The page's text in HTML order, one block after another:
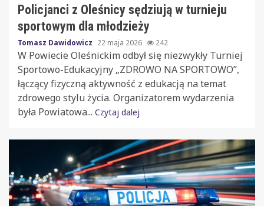
Policjanci z Oleśnicy sędziują w turnieju
sportowym dla młodzieży
Tomasz Dawidowicz 22 maja 2026 242
W Powiecie Oleśnickim odbył się niezwykły Turniej
Sportowo-Edukacyjny „ZDROWO NA SPORTOWO”,
łączący fizyczną aktywność z edukacją na temat
zdrowego stylu życia. Organizatorem wydarzenia
była Powiatowa... Czytaj dalej